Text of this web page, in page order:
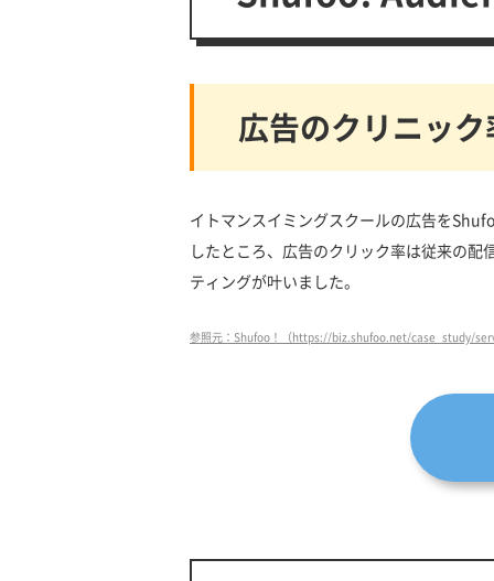
広告のクリニッ
イトマンスイミングスクールの広告を
したところ、広告のクリック率は従来の
ティングが叶いました。
参照元：Shufoo！（https://biz.shufoo.net/case_study/